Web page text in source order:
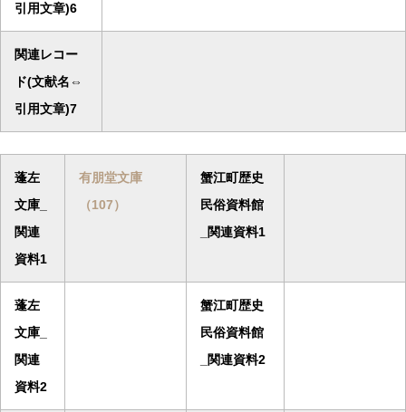
引用文章)6
関連レコー
ド(文献名⇔
引用文章)7
蓬左
文庫_
関連
資料1
有朋堂文庫
（107）
蟹江町歴史
民俗資料館
_関連資料1
蓬左
文庫_
関連
資料2
蟹江町歴史
民俗資料館
_関連資料2